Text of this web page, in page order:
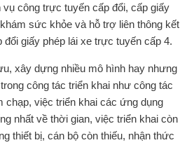
vụ công trực tuyến cấp đổi, cấp giấy
sức khỏe và hỗ trợ liên thông kết
giấy phép lái xe trực tuyến cấp 4.
xây dựng nhiều mô hình hay nhưng
công tác triển khai như công tác
chạp, việc triển khai các ứng dụng
nhất về thời gian, việc triển khai còn
thiết bị, cán bộ còn thiếu, nhận thức